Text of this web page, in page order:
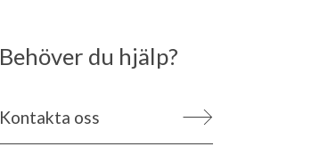
Behöver du hjälp?
Kontakta oss